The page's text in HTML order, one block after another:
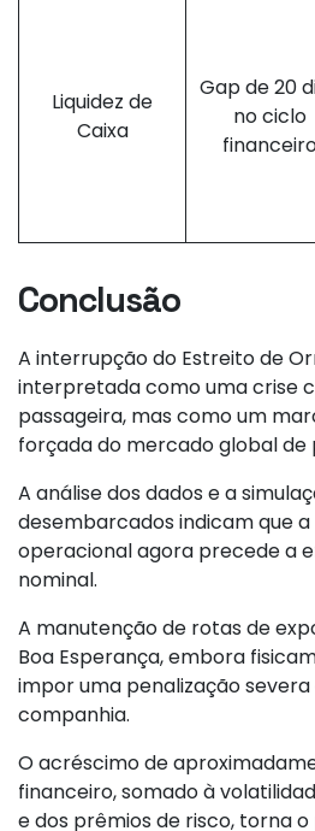
Liquidez de
Caixa
Gap de 20
no ciclo
Conclusão
A interrupção do Estreito de
interpretada como uma crise
passageira, mas como um
forçada do mercado global de
A análise dos dados e a
desembarcados indicam que a
operacional agora precede a
nominal.
A manutenção de rotas de
Boa Esperança, embora
impor uma penalização severa
companhia.
O acréscimo de
financeiro, somado à
e dos prêmios de risco, torna